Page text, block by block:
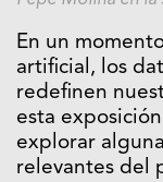
En un
artificial, los
redefinen
esta
explorar
relevantes del